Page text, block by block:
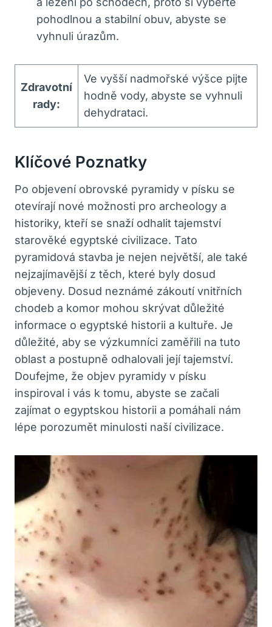
pohodlnou a stabilní obuv, abyste se
vyhnuli úrazům.
Zdravotní
rady:
Ve vyšší nadmořské výšce pijte
hodně vody, abyste se vyhnuli
dehydrataci.
Klíčové Poznatky
Po objevení obrovské pyramidy v písku se
otevírají nové možnosti pro archeology a
historiky, kteří se snaží odhalit tajemství
starověké egyptské civilizace. Tato
pyramidová stavba je nejen největší, ale také
nejzajímavější z těch, které byly dosud
objeveny. Dosud neznámé zákoutí vnitřních
chodeb a komor mohou skrývat důležité
informace o egyptské historii a kultuře. Je
důležité, aby se výzkumníci zaměřili na tuto
oblast a postupně odhalovali její tajemství.
Doufejme, že objev pyramidy v písku
inspiroval i vás k tomu, abyste se začali
zajímat o egyptskou historii a pomáhali nám
lépe porozumět minulosti naší civilizace.